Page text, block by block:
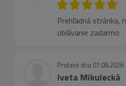
Prehľadná stránka,
obšívanie zadarmo
Pridané dňa 07.08.2026
Iveta Mikulecká